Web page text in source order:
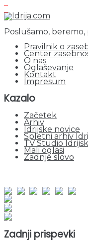
Poslušamo, beremo,
Pravilnik o
Center
O nas
Oglaševanje
Kontakt
Impresum
Kazalo
Začetek
Arhiv
Idrijske novice
Spletni arhiv
TV Studio
Mali oglasi
Zadnje slovo
Zadnji prispevki